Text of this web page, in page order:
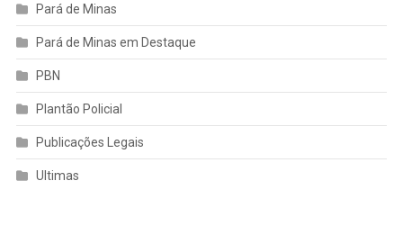
Pará de Minas
Pará de Minas em Destaque
PBN
Plantão Policial
Publicações Legais
Ultimas